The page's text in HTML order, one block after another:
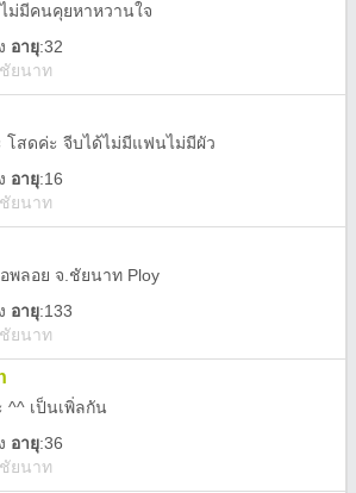
ม่มีคนคุยหาหวานใจ
อายุ:32
ชัยนาท
โสดค่ะ จีบได้ไม่มีแฟนไม่มีผัว
อายุ:16
ชัยนาท
พลอย จ.ชัยนาท Ploy
อายุ:133
ชัยนาท
^^ เป็นเพิ่ลกัน
อายุ:36
ชัยนาท